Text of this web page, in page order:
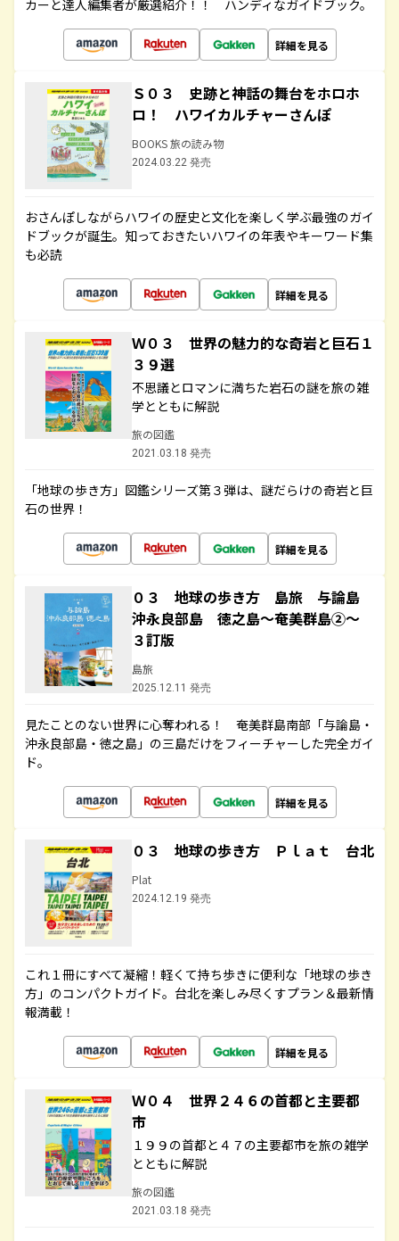
カーと達人編集者が厳選紹介！！ ハンディなガイドブック。
詳細を見る
Ｓ０３ 史跡と神話の舞台をホロホ
ロ！ ハワイカルチャーさんぽ
BOOKS 旅の読み物
2024.03.22 発売
おさんぽしながらハワイの歴史と文化を楽しく学ぶ最強のガイ
ドブックが誕生。知っておきたいハワイの年表やキーワード集
も必読
詳細を見る
Ｗ０３ 世界の魅力的な奇岩と巨石１
３９選
不思議とロマンに満ちた岩石の謎を旅の雑
学とともに解説
旅の図鑑
2021.03.18 発売
「地球の歩き方」図鑑シリーズ第３弾は、謎だらけの奇岩と巨
石の世界！
詳細を見る
０３ 地球の歩き方 島旅 与論島
沖永良部島 徳之島～奄美群島②～
３訂版
島旅
2025.12.11 発売
見たことのない世界に心奪われる！ 奄美群島南部「与論島・
沖永良部島・徳之島」の三島だけをフィーチャーした完全ガイ
ド。
詳細を見る
０３ 地球の歩き方 Ｐｌａｔ 台北
Plat
2024.12.19 発売
これ１冊にすべて凝縮！軽くて持ち歩きに便利な「地球の歩き
方」のコンパクトガイド。台北を楽しみ尽くすプラン＆最新情
報満載！
詳細を見る
Ｗ０４ 世界２４６の首都と主要都
市
１９９の首都と４７の主要都市を旅の雑学
とともに解説
旅の図鑑
2021.03.18 発売